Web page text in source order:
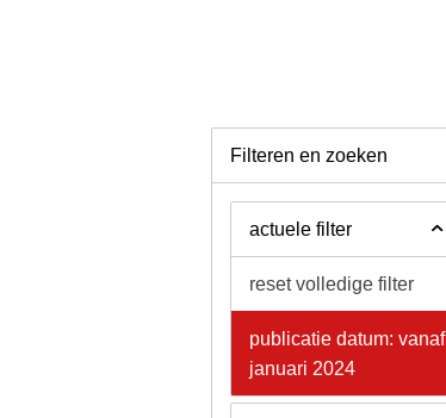
Filteren en zoeken
actuele filter
reset volledige filter
publicatie datum: vanaf
januari 2024